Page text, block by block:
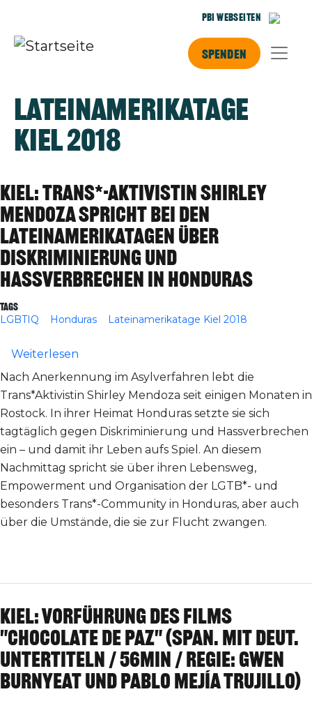
PBI Webseiten
Spenden
Lateinamerikatage
Kiel 2018
Kiel: Trans*-Aktivistin Shirley
Mendoza spricht bei den
Lateinamerikatagen über
Diskriminierung und
Hassverbrechen in Honduras
Tags
LGBTIQ Honduras Lateinamerikatage Kiel 2018
Weiterlesen
Nach Anerkennung im Asylverfahren lebt die
Trans*Aktivistin Shirley Mendoza seit einigen Monaten in
Rostock. In ihrer Heimat Honduras setzte sie sich
tagtäglich gegen Diskriminierung und Hassverbrechen
ein – und damit ihr Leben aufs Spiel. An diesem
Nachmittag spricht sie über ihren Lebensweg,
Empowerment und Organisation der LGTB*- und
besonders Trans*-Community in Honduras, aber auch
über die Umstände, die sie zur Flucht zwangen.
Kiel: Vorführung des Films
"Chocolate de Paz" (span. mit deut.
Untertiteln / 56min / Regie: Gwen
Burnyeat und Pablo Mejía Trujillo)